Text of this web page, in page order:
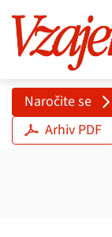
Naročite se
Arhiv PDF